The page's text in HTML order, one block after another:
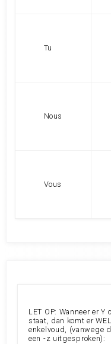
Tu
Nous
Vous
LET OP: Wanneer er
staat, dan komt er
enkelvoud, (vanwege
een -z uitgesproken):